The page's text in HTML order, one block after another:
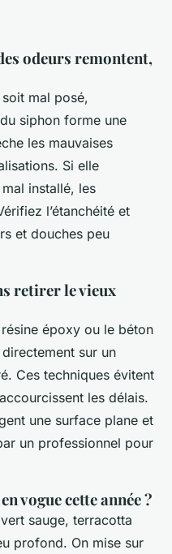
odeurs remontent,
mal posé,
siphon forme une
les mauvaises
Si elle
installé, les
l’étanchéité et
et douches peu
retirer le vieux
époxy ou le béton
sur un
Ces techniques évitent
les délais.
une surface plane et
un professionnel pour
vogue cette année ?
sauge, terracotta
profond. On mise sur